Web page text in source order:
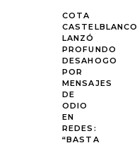
COTA
CASTELBLANCO
LANZÓ
PROFUNDO
DESAHOGO
POR
MENSAJES
DE
ODIO
EN
REDES:
“BASTA